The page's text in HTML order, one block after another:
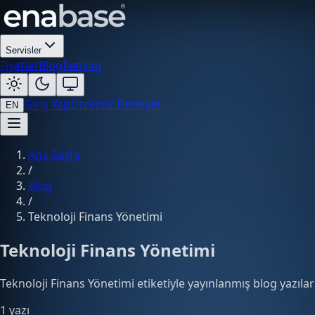
Servisler
FiyatlarBlogİletişim
EN Giriş YapÜcretsiz Deneyin
Ana Sayfa
/
Blog
/
Teknoloji Finans Yönetimi
Teknoloji Finans Yönetimi
Teknoloji Finans Yönetimi etiketiyle yayınlanmış blog
1 yazı